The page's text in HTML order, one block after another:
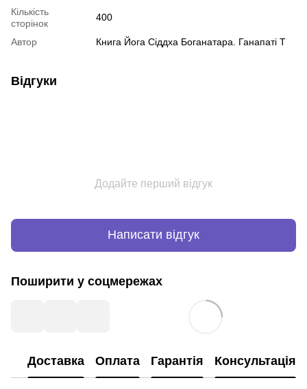
Кількість
сторінок
400
Автор Книга Йога Сіддха Боганатара. Ганапаті Т
Відгуки
Додайте перший відгук
Написати відгук
Поширити у соцмережах
Доставка Оплата Гарантія Консультація